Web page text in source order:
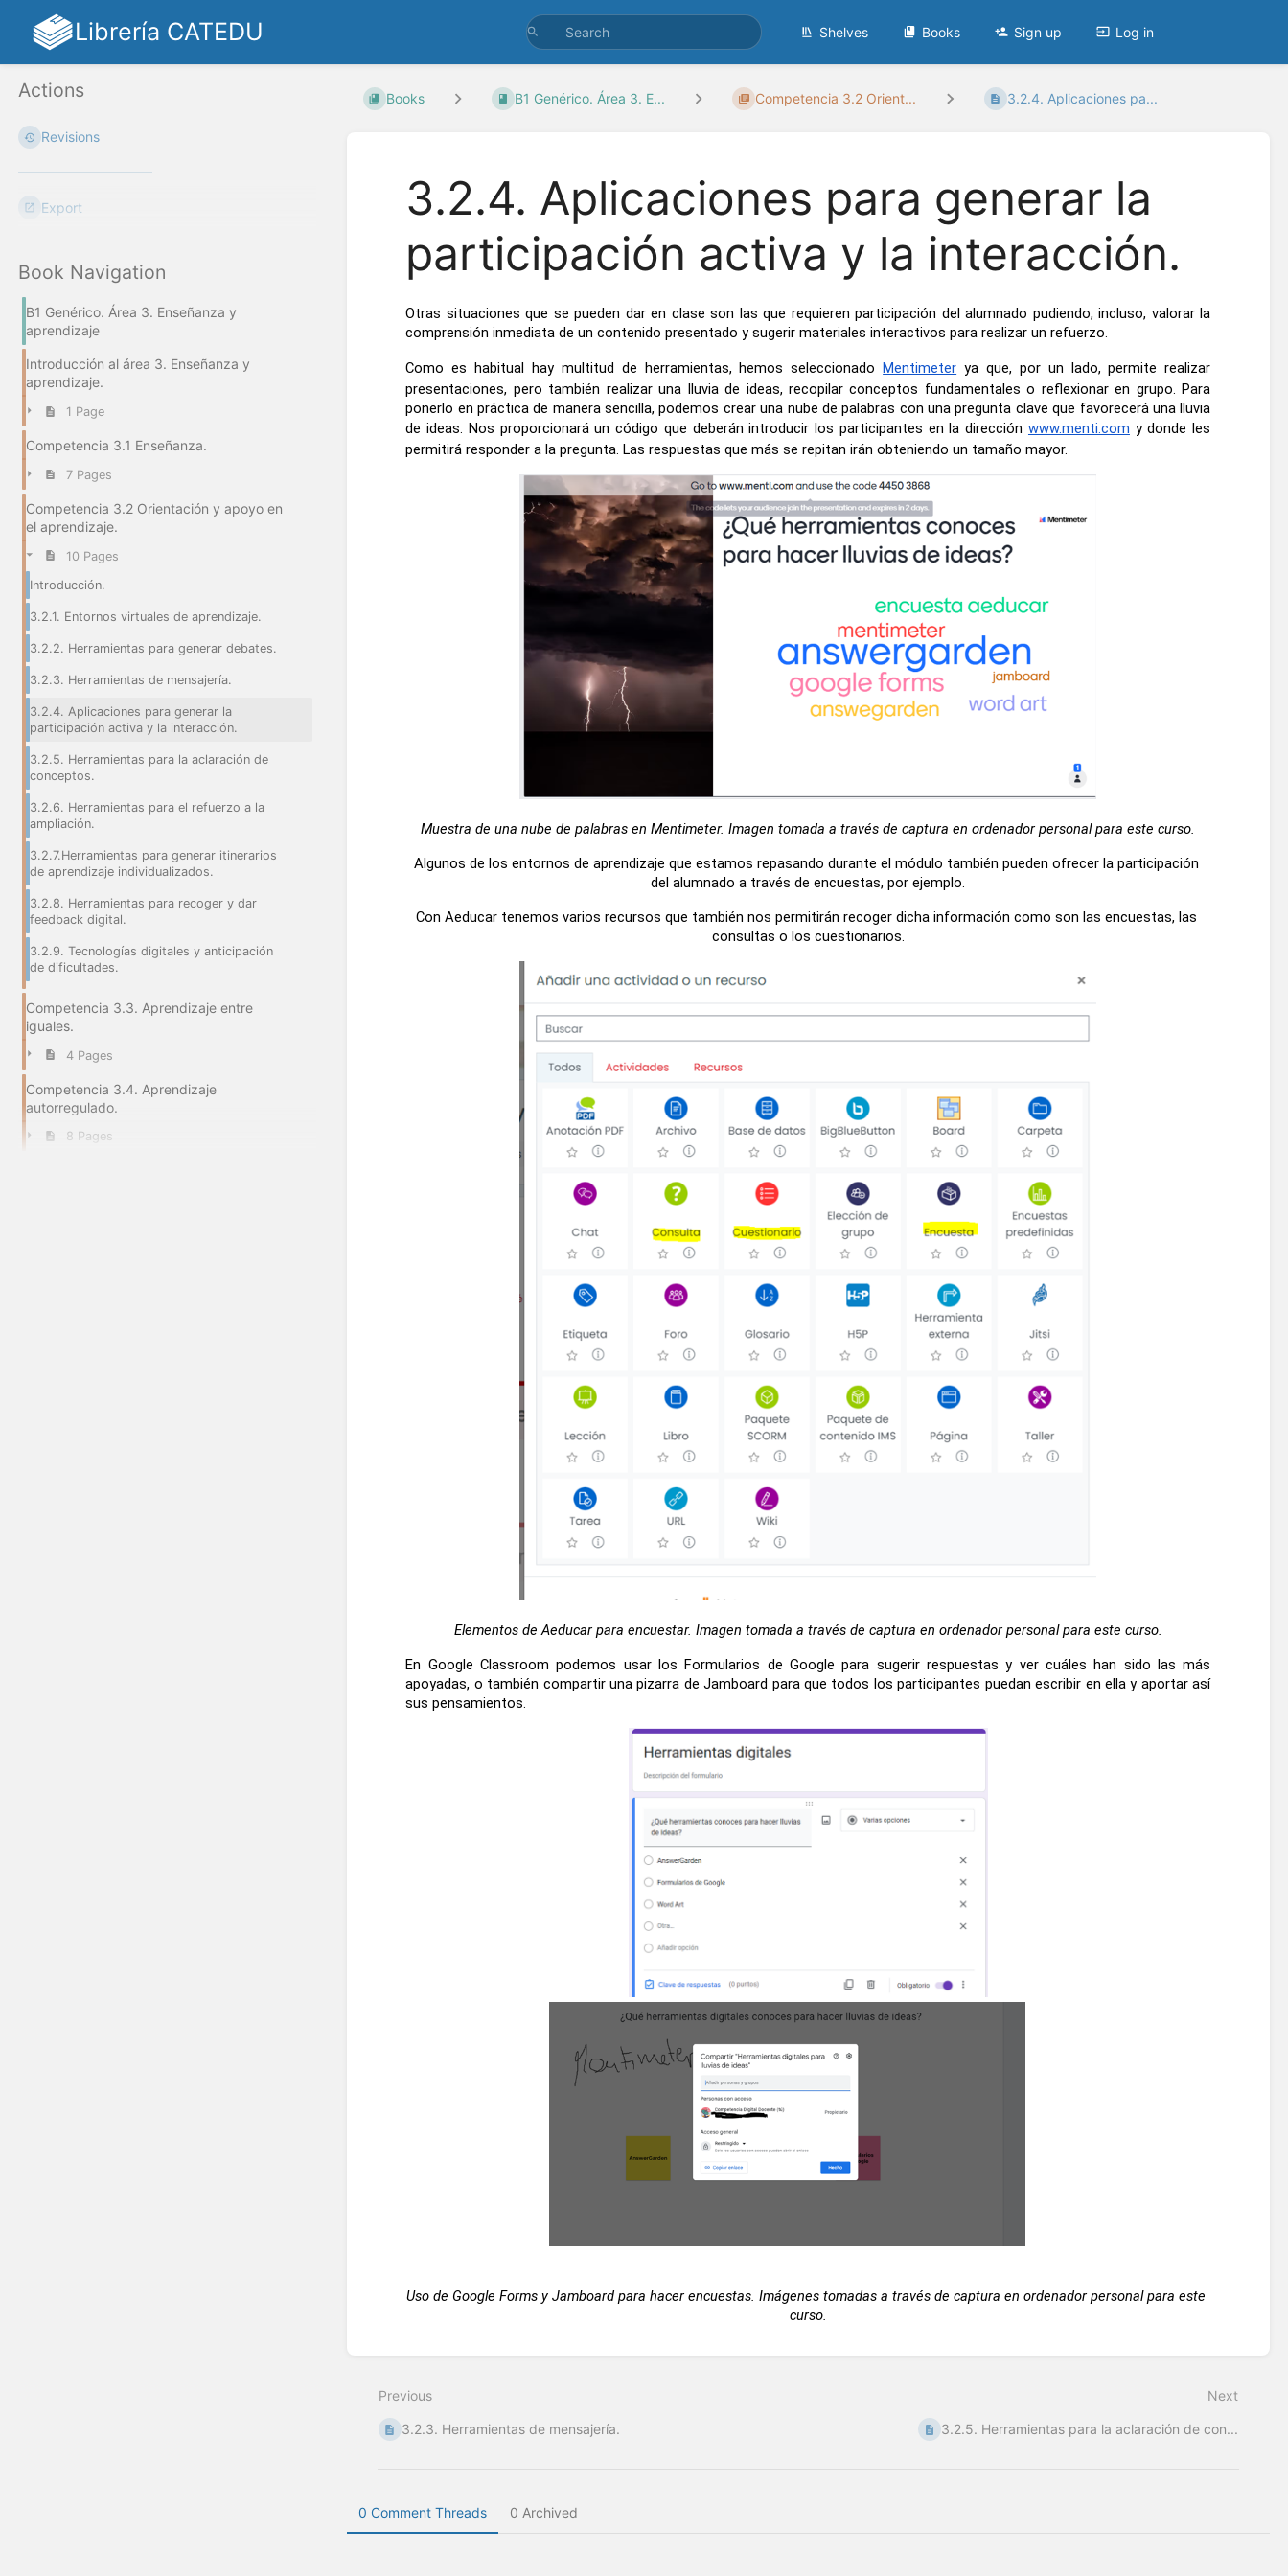
Librería CATEDU Shelves Books Sign up Log in
Actions
Revisions
Export
Book Navigation
B1 Genérico. Área 3. Enseñanza y
aprendizaje
Introducción al área 3. Enseñanza y
aprendizaje.
1 Page
Competencia 3.1 Enseñanza.
7 Pages
Competencia 3.2 Orientación y apoyo en
el aprendizaje.
10 Pages
Introducción.
3.2.1. Entornos virtuales de aprendizaje.
3.2.2. Herramientas para generar debates.
3.2.3. Herramientas de mensajería.
3.2.4. Aplicaciones para generar la
participación activa y la interacción.
3.2.5. Herramientas para la aclaración de
conceptos.
3.2.6. Herramientas para el refuerzo a la
ampliación.
3.2.7.Herramientas para generar itinerarios
de aprendizaje individualizados.
3.2.8. Herramientas para recoger y dar
feedback digital.
3.2.9. Tecnologías digitales y anticipación
de dificultades.
Competencia 3.3. Aprendizaje entre
iguales.
4 Pages
Competencia 3.4. Aprendizaje
autorregulado.
8 Pages
Books B1 Genérico. Área 3. E... Competencia 3.2 Orient... 3.2.4. Aplicaciones pa...
3.2.4. Aplicaciones para generar la
participación activa y la interacción.
Otras situaciones que se pueden dar en clase son las que requieren participación del alumnado pudiendo, incluso, valorar la
comprensión inmediata de un contenido presentado y sugerir materiales interactivos para realizar un refuerzo.
Como es habitual hay multitud de herramientas, hemos seleccionado Mentimeter ya que, por un lado, permite realizar
presentaciones, pero también realizar una lluvia de ideas, recopilar conceptos fundamentales o reflexionar en grupo. Para
ponerlo en práctica de manera sencilla, podemos crear una nube de palabras con una pregunta clave que favorecerá una lluvia
de ideas. Nos proporcionará un código que deberán introducir los participantes en la dirección www.menti.com y donde les
permitirá responder a la pregunta. Las respuestas que más se repitan irán obteniendo un tamaño mayor.
Muestra de una nube de palabras en Mentimeter. Imagen tomada a través de captura en ordenador personal para este curso.
Algunos de los entornos de aprendizaje que estamos repasando durante el módulo también pueden ofrecer la participación
del alumnado a través de encuestas, por ejemplo.
Con Aeducar tenemos varios recursos que también nos permitirán recoger dicha información como son las encuestas, las
consultas o los cuestionarios.
Elementos de Aeducar para encuestar. Imagen tomada a través de captura en ordenador personal para este curso.
En Google Classroom podemos usar los Formularios de Google para sugerir respuestas y ver cuáles han sido las más
apoyadas, o también compartir una pizarra de Jamboard para que todos los participantes puedan escribir en ella y aportar así
sus pensamientos.
Uso de Google Forms y Jamboard para hacer encuestas. Imágenes tomadas a través de captura en ordenador personal para este
curso.
mode
Previous
3.2.3. Herramientas de mensajería.
Next
3.2.5. Herramientas para la aclaración de con...
0 Comment Threads 0 Archived